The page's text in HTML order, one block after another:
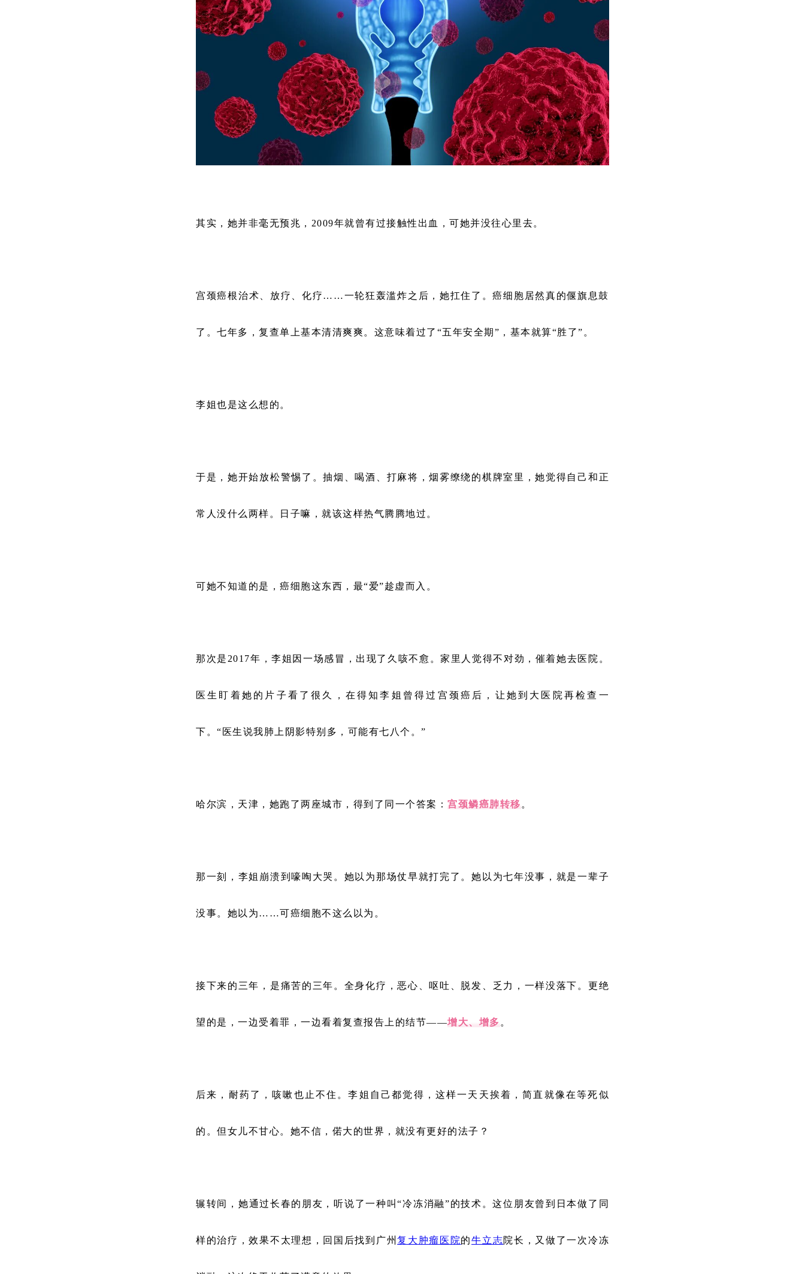
其实，她并非毫无预兆，2009年就曾有过接触性出血，可她并没往心里去。
宫颈癌根治术、放疗、化疗……一轮狂轰滥炸之后，她扛住了。癌细胞居然真的偃旗息鼓
了。七年多，复查单上基本清清爽爽。这意味着过了“五年安全期”，基本就算“胜了”。
李姐也是这么想的。
于是，她开始放松警惕了。抽烟、喝酒、打麻将，烟雾缭绕的棋牌室里，她觉得自己和正
常人没什么两样。日子嘛，就该这样热气腾腾地过。
可她不知道的是，癌细胞这东西，最“爱”趁虚而入。
那次是2017年，李姐因一场感冒，出现了久咳不愈。家里人觉得不对劲，催着她去医院。
医生盯着她的片子看了很久，在得知李姐曾得过宫颈癌后，让她到大医院再检查一
下。“医生说我肺上阴影特别多，可能有七八个。”
哈尔滨，天津，她跑了两座城市，得到了同一个答案： 宫颈鳞癌肺转移 。
那一刻，李姐崩溃到嚎啕大哭。她以为那场仗早就打完了。她以为七年没事，就是一辈子
没事。她以为……可癌细胞不这么以为。
接下来的三年，是痛苦的三年。全身化疗，恶心、呕吐、脱发、乏力，一样没落下。更绝
望的是，一边受着罪，一边看着复查报告上的结节——增大、增多 。
后来，耐药了，咳嗽也止不住。李姐自己都觉得，这样一天天挨着，简直就像在等死似
的。但女儿不甘心。她不信，偌大的世界，就没有更好的法子？
辗转间，她通过长春的朋友，听说了一种叫“冷冻消融”的技术。这位朋友曾到日本做了同
样的治疗，效果不太理想，回国后找到广州复大肿瘤医院的牛立志院长，又做了一次冷冻